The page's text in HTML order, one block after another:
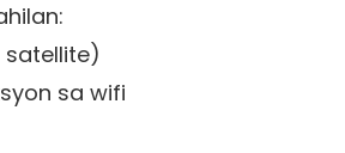
satellite)
sa wifi